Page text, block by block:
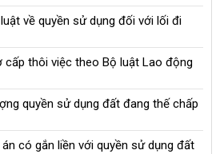
về quyền sử dụng đối với lối đi
cấp thôi việc theo Bộ luật Lao động
quyền sử dụng đất đang thế chấp
có gắn liền với quyền sử dụng đất